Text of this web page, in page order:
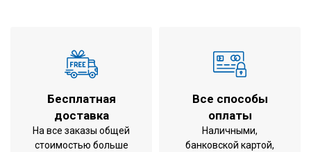
Бесплатная
доставка
На все заказы общей
стоимостью больше
Все способы
оплаты
Наличными,
банковской картой,